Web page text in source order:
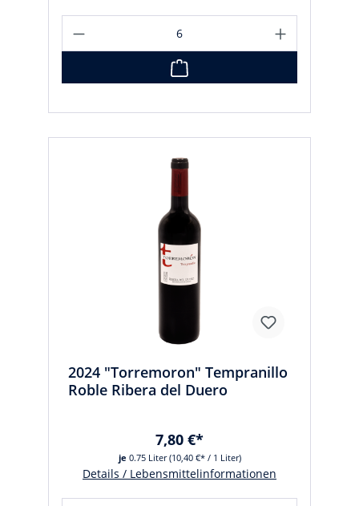
2024 "Torremoron" Tempranillo
Roble Ribera del Duero
je 0.75 Liter(10,40 €* / 1 Liter)
7,80 €*
Details / Lebensmittelinformationen